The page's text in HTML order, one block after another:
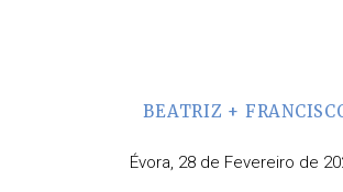
BEATRIZ +
Évora, 28 de Fevereiro de